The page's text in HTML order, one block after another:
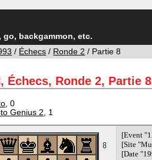
go, backgammon, etc.
/ Échecs / Ronde 2 / Partie 8
Échecs, Ronde 2, Partie 8
, 0
Genius 2 , 1